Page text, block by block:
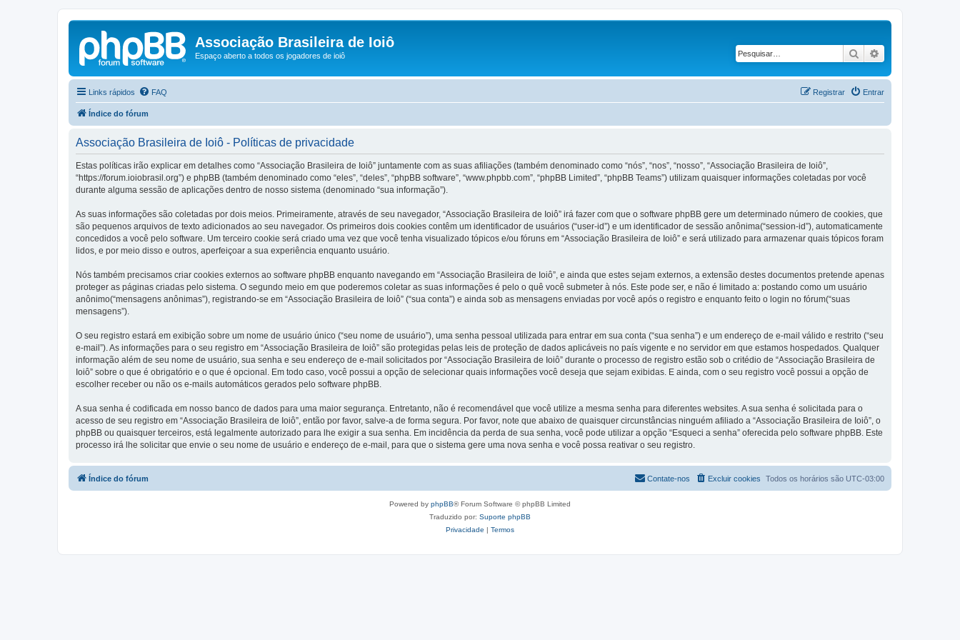
Associação Brasileira de Ioiô
Espaço aberto a todos os jogadores de ioiô Pesquisar
Links rápidos FAQ Entrar
Registrar
Índice do fórum
Associação Brasileira de Ioiô - Políticas de privacidade
Estas políticas irão explicar em detalhes como “Associação Brasileira de Ioiô” juntamente com as suas afiliações (também denominado como “nós”, “nos”, “nosso”, “Associação Brasileira de Ioiô”,
“https://forum.ioiobrasil.org”) e phpBB (também denominado como “eles”, “deles”, “phpBB software”, “www.phpbb.com”, “phpBB Limited”, “phpBB Teams”) utilizam quaisquer informações coletadas por você
durante alguma sessão de aplicações dentro de nosso sistema (denominado “sua informação”).
As suas informações são coletadas por dois meios. Primeiramente, através de seu navegador, “Associação Brasileira de Ioiô” irá fazer com que o software phpBB gere um determinado número de cookies, que
são pequenos arquivos de texto adicionados ao seu navegador. Os primeiros dois cookies contêm um identificador de usuários (“user-id”) e um identificador de sessão anônima(“session-id”), automaticamente
concedidos a você pelo software. Um terceiro cookie será criado uma vez que você tenha visualizado tópicos e/ou fóruns em “Associação Brasileira de Ioiô” e será utilizado para armazenar quais tópicos foram
lidos, e por meio disso e outros, aperfeiçoar a sua experiência enquanto usuário.
Nós também precisamos criar cookies externos ao software phpBB enquanto navegando em “Associação Brasileira de Ioiô”, e ainda que estes sejam externos, a extensão destes documentos pretende apenas
proteger as páginas criadas pelo sistema. O segundo meio em que poderemos coletar as suas informações é pelo o quê você submeter à nós. Este pode ser, e não é limitado a: postando como um usuário
anônimo(“mensagens anônimas”), registrando-se em “Associação Brasileira de Ioiô” (“sua conta”) e ainda sob as mensagens enviadas por você após o registro e enquanto feito o login no fórum(“suas
mensagens”).
O seu registro estará em exibição sobre um nome de usuário único (“seu nome de usuário”), uma senha pessoal utilizada para entrar em sua conta (“sua senha”) e um endereço de e-mail válido e restrito (“seu
e-mail”). As informações para o seu registro em “Associação Brasileira de Ioiô” são protegidas pelas leis de proteção de dados aplicáveis no país vigente e no servidor em que estamos hospedados. Qualquer
informação além de seu nome de usuário, sua senha e seu endereço de e-mail solicitados por “Associação Brasileira de Ioiô” durante o processo de registro estão sob o critédio de “Associação Brasileira de
Ioiô” sobre o que é obrigatório e o que é opcional. Em todo caso, você possui a opção de selecionar quais informações você deseja que sejam exibidas. E ainda, com o seu registro você possui a opção de
escolher receber ou não os e-mails automáticos gerados pelo software phpBB.
A sua senha é codificada em nosso banco de dados para uma maior segurança. Entretanto, não é recomendável que você utilize a mesma senha para diferentes websites. A sua senha é solicitada para o
acesso de seu registro em “Associação Brasileira de Ioiô”, então por favor, salve-a de forma segura. Por favor, note que abaixo de quaisquer circunstâncias ninguém afiliado a “Associação Brasileira de Ioiô”, o
phpBB ou quaisquer terceiros, está legalmente autorizado para lhe exigir a sua senha. Em incidência da perda de sua senha, você pode utilizar a opção “Esqueci a senha” oferecida pelo software phpBB. Este
processo irá lhe solicitar que envie o seu nome de usuário e endereço de e-mail, para que o sistema gere uma nova senha e você possa reativar o seu registro.
Índice do fórum Todos os horários são UTC-03:00
Excluir cookies
Contate-nos
Powered by phpBB® Forum Software © phpBB Limited
Traduzido por: Suporte phpBB
Privacidade | Termos